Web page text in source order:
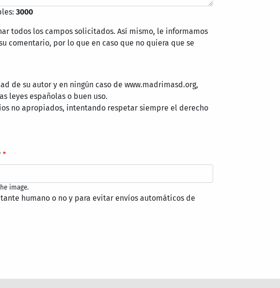
3000
todos los campos solicitados. Así mismo, le informamos
comentario, por lo que en caso que no quiera que se
de su autor y en ningún caso de www.madrimasd.org,
leyes españolas o buen uso.
no apropiados, intentando respetar siempre el derecho
image.
humano o no y para evitar envíos automáticos de